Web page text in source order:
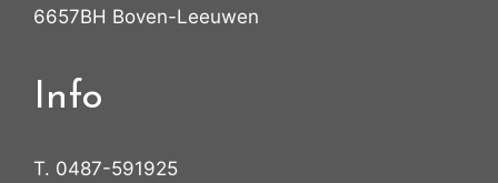
6657BH Boven-Leeuwen
Info
T. 0487-591925